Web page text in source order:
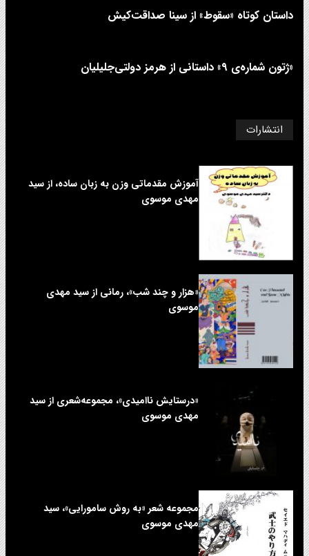
داستان کوتاه «سقوط» از سینا صداقت‌کیش
«ژتون شماره‌ی ۹» داستانی از هرمز دولتی‌جلیلیان
انتشارات
آموزش مقدماتی وزن به زبان ساده، از سید
مهدی موسوی
«هزار و چند شب»، رمانی از سید مهدی
موسوی
«درستایش ناامیدی»، مجموعه‌شعری از سید
مهدی موسوی
مجموعه شعر «به روش سامورایی»، سید
مهدی موسوی